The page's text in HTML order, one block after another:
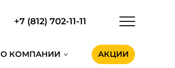
+7 (812) 702-11-11
О КОМПАНИИ АКЦИИ